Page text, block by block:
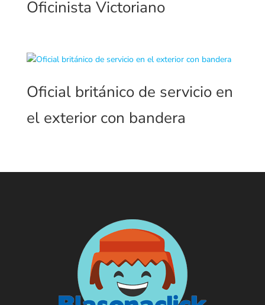
Oficinista Victoriano
Oficial británico de servicio en
el exterior con bandera